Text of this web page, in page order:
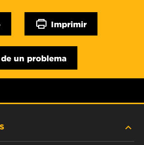
Imprimir
un problema